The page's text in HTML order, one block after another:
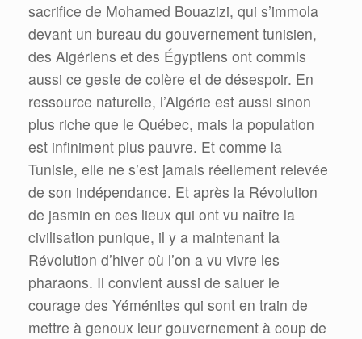
sacrifice de Mohamed Bouazizi, qui s’immola
devant un bureau du gouvernement tunisien,
des Algériens et des Égyptiens ont commis
aussi ce geste de colère et de désespoir. En
ressource naturelle, l’Algérie est aussi sinon
plus riche que le Québec, mais la population
est infiniment plus pauvre. Et comme la
Tunisie, elle ne s’est jamais réellement relevée
de son indépendance. Et après la Révolution
de jasmin en ces lieux qui ont vu naître la
civilisation punique, il y a maintenant la
Révolution d’hiver où l’on a vu vivre les
pharaons. Il convient aussi de saluer le
courage des Yéménites qui sont en train de
mettre à genoux leur gouvernement à coup de